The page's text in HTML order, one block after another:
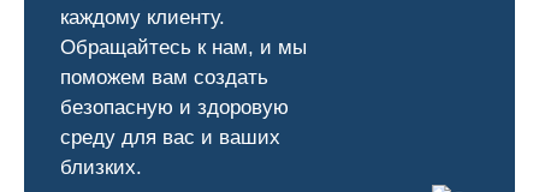
каждому клиенту.
Обращайтесь к нам, и мы
поможем вам создать
безопасную и здоровую
среду для вас и ваших
близких.